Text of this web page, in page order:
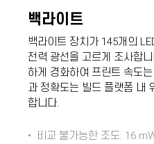
백라이트
백라이트 장치가 145개의
전력 광선을 고르게 조사합
하게 경화하여 프린트 속도
과 정확도는 빌드 플랫폼 내
합니다.
• 비교 불가능한 조도: 16